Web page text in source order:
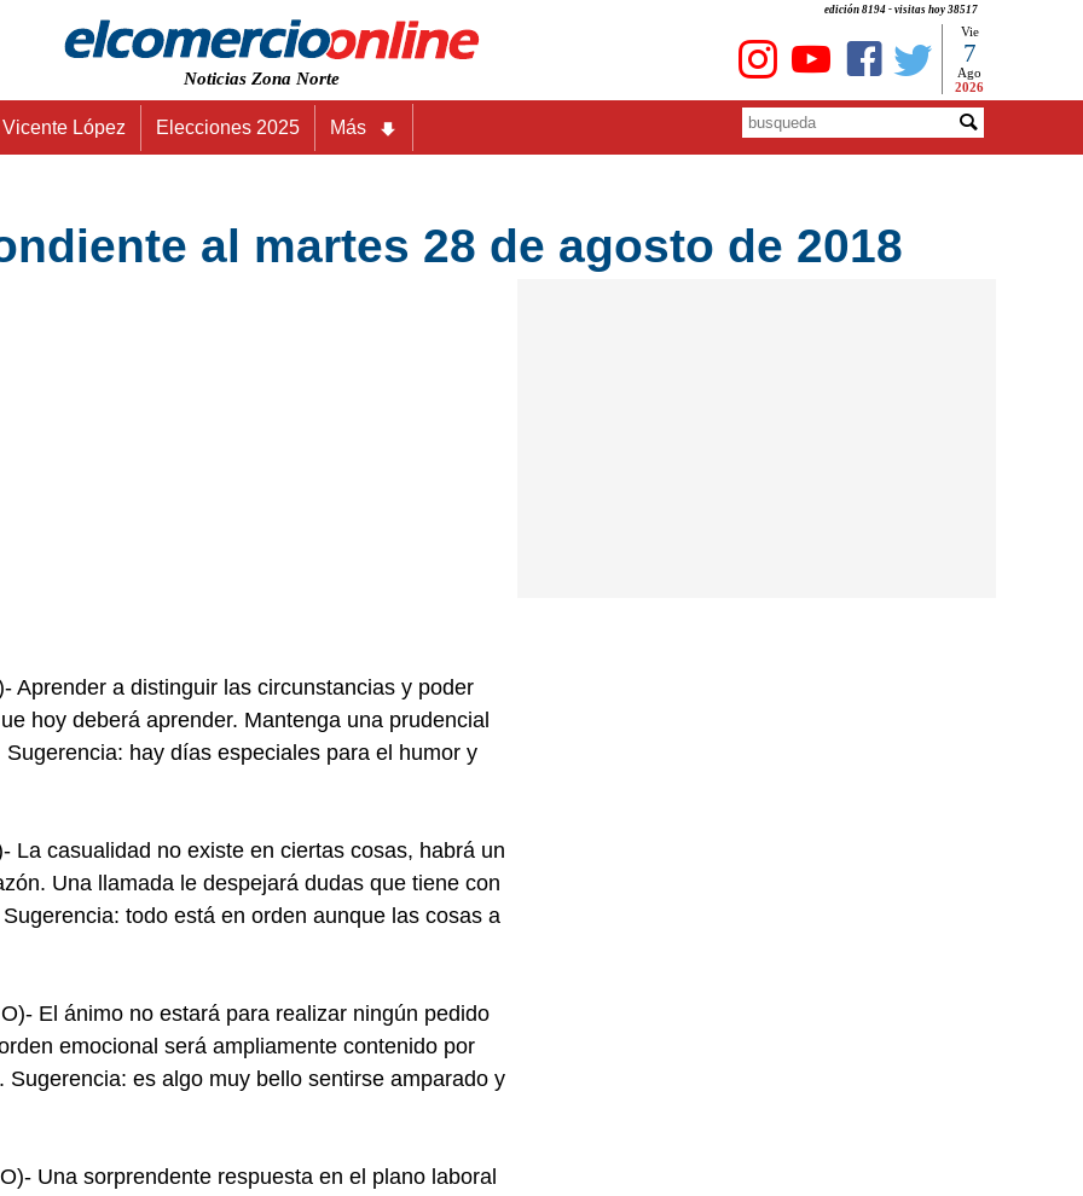
edición 8194 - visitas hoy 38517
Noticias Zona Norte
Vie
7
Ago
2026
Vicente López Elecciones 2025 Más
al martes 28 de agosto de 2018
Aprender a distinguir las circunstancias y poder
hoy deberá aprender. Mantenga una prudencial
hay días especiales para el humor y
La casualidad no existe en ciertas cosas, habrá un
Una llamada le despejará dudas que tiene con
todo está en orden aunque las cosas a
El ánimo no estará para realizar ningún pedido
emocional será ampliamente contenido por
es algo muy bello sentirse amparado y
Una sorprendente respuesta en el plano laboral